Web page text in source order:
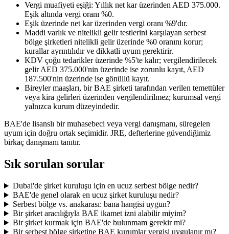
Vergi muafiyeti eşiği: Yıllık net kar üzerinden AED 375.000.
Eşik altında vergi oranı %0.
Eşik üzerinde net kar üzerinden vergi oranı %9'dır.
Maddi varlık ve nitelikli gelir testlerini karşılayan serbest
bölge şirketleri nitelikli gelir üzerinde %0 oranını korur;
kurallar ayrıntılıdır ve dikkatli uyum gerektirir.
KDV çoğu tedarikler üzerinde %5'te kalır; vergilendirilecek
gelir AED 375.000'nin üzerinde ise zorunlu kayıt, AED
187.500'nin üzerinde ise gönüllü kayıt.
Bireyler maaşları, bir BAE şirketi tarafından verilen temettüler
veya kira gelirleri üzerinden vergilendirilmez; kurumsal vergi
yalnızca kurum düzeyindedir.
BAE'de lisanslı bir muhasebeci veya vergi danışmanı, süregelen
uyum için doğru ortak seçimidir. JRE, defterlerine güvendiğimiz
birkaç danışmanı tanıtır.
Sık sorulan sorular
Dubai'de şirket kuruluşu için en ucuz serbest bölge nedir?
BAE'de genel olarak en ucuz şirket kuruluşu nedir?
Serbest bölge vs. anakarası: bana hangisi uygun?
Bir şirket aracılığıyla BAE ikamet izni alabilir miyim?
Bir şirket kurmak için BAE'de bulunmam gerekir mi?
Bir serbest bölge şirketine BAE kurumlar vergisi uygulanır mı?